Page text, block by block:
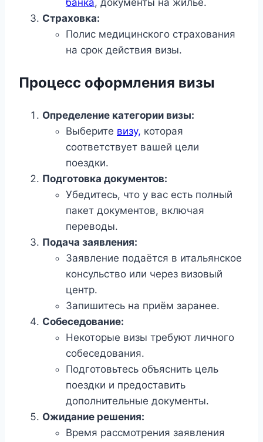
банка, документы на жильё.
Страховка:
Полис медицинского страхования
на срок действия визы.
Процесс оформления визы
Определение категории визы:
Выберите визу, которая
соответствует вашей цели
поездки.
Подготовка документов:
Убедитесь, что у вас есть полный
пакет документов, включая
переводы.
Подача заявления:
Заявление подаётся в итальянское
консульство или через визовый
центр.
Запишитесь на приём заранее.
Собеседование:
Некоторые визы требуют личного
собеседования.
Подготовьтесь объяснить цель
поездки и предоставить
дополнительные документы.
Ожидание решения:
Время рассмотрения заявления